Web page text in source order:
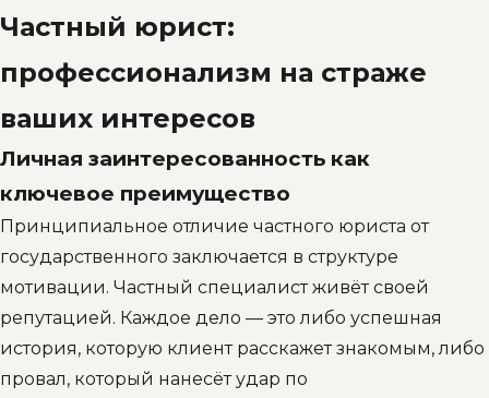
Частный юрист:
профессионализм на страже
ваших интересов
Личная заинтересованность как
ключевое преимущество
Принципиальное отличие частного юриста от
государственного заключается в структуре
мотивации. Частный специалист живёт своей
репутацией. Каждое дело — это либо успешная
история, которую клиент расскажет знакомым, либо
провал, который нанесёт удар по